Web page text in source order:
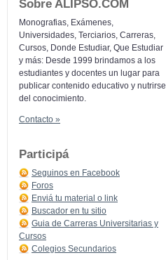
Sobre ALIPSO.COM
Monografias, Exámenes,
Universidades, Terciarios, Carreras,
Cursos, Donde Estudiar, Que Estudiar
y más: Desde 1999 brindamos a los
estudiantes y docentes un lugar para
publicar contenido educativo y nutrirse
del conocimiento.
Contacto »
Participá
Seguinos en Facebook
Foros
Enviá tu material o link
Buscador en tu sitio
Guia de Carreras Universitarias y
Cursos
Colegios Secundarios